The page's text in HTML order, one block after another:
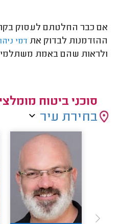
אם כבר החלטתם לעסוק
ההזדמנות לבדוק את דמי
ולראות שהם באמת
סוכני ביטוח
בחירת עיר